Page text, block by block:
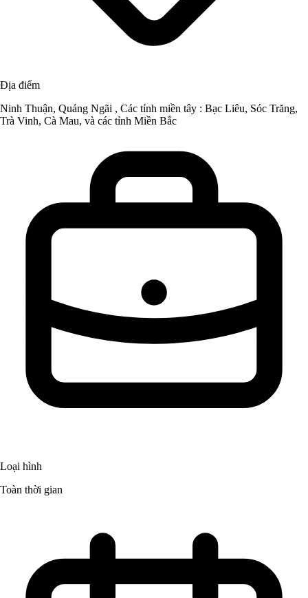
Địa điểm
Ninh Thuận, Quảng Ngãi , Các tỉnh miền tây : Bạc Liêu, Sóc Trăng,
Trà Vinh, Cà Mau, và các tỉnh Miền Bắc
Loại hình
Toàn thời gian